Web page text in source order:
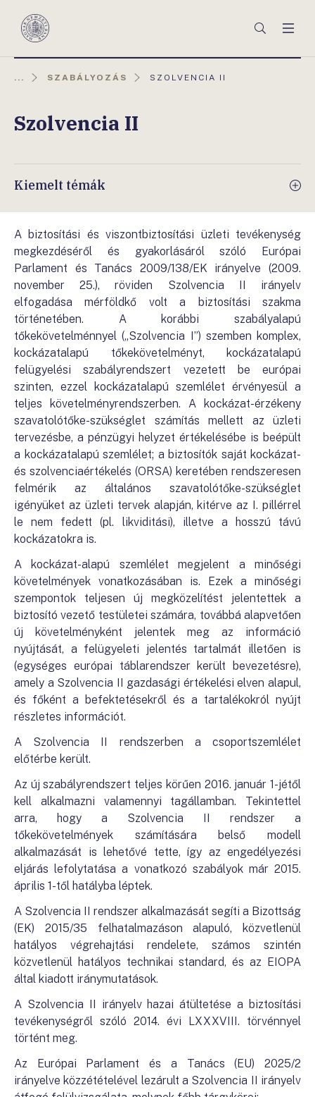
Magyar
Keresés
... SZABÁLYOZÁS
AKTUÁLIS
SZOLVENCIA II
Szolvencia II
Kiemelt témák
A biztosítási és viszontbiztosítási üzleti tevékenység
megkezdéséről és gyakorlásáról szóló Európai
Parlament és Tanács 2009/138/EK irányelve (2009.
november 25.), röviden Szolvencia II irányelv
elfogadása mérföldkő volt a biztosítási szakma
történetében. A korábbi szabályalapú
tőkekövetelménnyel („Szolvencia I”) szemben komplex,
kockázatalapú tőkekövetelményt, kockázatalapú
felügyelési szabályrendszert vezetett be európai
szinten, ezzel kockázatalapú szemlélet érvényesül a
teljes követelményrendszerben. A kockázat-érzékeny
szavatolótőke-szükséglet számítás mellett az üzleti
tervezésbe, a pénzügyi helyzet értékelésébe is beépült
a kockázatalapú szemlélet; a biztosítók saját kockázat-
és szolvenciaértékelés (ORSA) keretében rendszeresen
felmérik az általános szavatolótőke-szükséglet
igényüket az üzleti tervek alapján, kitérve az I. pillérrel
le nem fedett (pl. likviditási), illetve a hosszú távú
kockázatokra is.
A kockázat-alapú szemlélet megjelent a minőségi
követelmények vonatkozásában is. Ezek a minőségi
szempontok teljesen új megközelítést jelentettek a
biztosító vezető testületei számára, továbbá alapvetően
új követelményként jelentek meg az információ
nyújtását, a felügyeleti jelentés tartalmát illetően is
(egységes európai táblarendszer került bevezetésre),
amely a Szolvencia II gazdasági értékelési elven alapul,
és főként a befektetésekről és a tartalékokról nyújt
részletes információt.
A Szolvencia II rendszerben a csoportszemlélet
előtérbe került.
Az új szabályrendszert teljes körűen 2016. január 1-jétől
kell alkalmazni valamennyi tagállamban. Tekintettel
arra, hogy a Szolvencia II rendszer a
tőkekövetelmények számítására belső modell
alkalmazását is lehetővé tette, így az engedélyezési
eljárás lefolytatása a vonatkozó szabályok már 2015.
április 1-től hatályba léptek.
A Szolvencia II rendszer alkalmazását segíti a Bizottság
(EK) 2015/35 felhatalmazáson alapuló, közvetlenül
hatályos végrehajtási rendelete, számos szintén
közvetlenül hatályos technikai standard, és az EIOPA
által kiadott iránymutatások.
A Szolvencia II irányelv hazai átültetése a biztosítási
tevékenységről szóló 2014. évi LXXXVIII. törvénnyel
történt meg.
Az Európai Parlament és a Tanács (EU) 2025/2
irányelve közzétételével lezárult a Szolvencia II irányelv